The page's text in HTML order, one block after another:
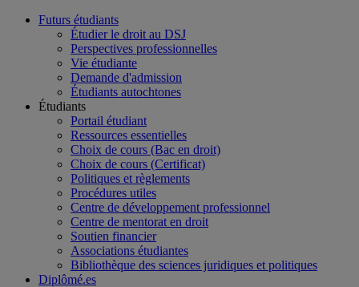
Futurs étudiants
Étudier le droit au DSJ
Perspectives professionnelles
Vie étudiante
Demande d'admission
Étudiants autochtones
Étudiants
Portail étudiant
Ressources essentielles
Choix de cours (Bac en droit)
Choix de cours (Certificat)
Politiques et règlements
Procédures utiles
Centre de développement professionnel
Centre de mentorat en droit
Soutien financier
Associations étudiantes
Bibliothèque des sciences juridiques et politiques
Diplômé.es